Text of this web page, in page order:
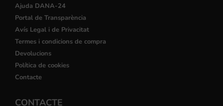
Ajuda DANA-24
Portal de Transparència
Avís Legal i de Privacitat
Termes i condicions de compra
Devolucions
Política de cookies
Contacte
CONTACTE